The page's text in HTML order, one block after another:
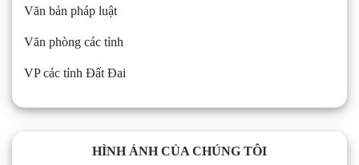
Văn bản pháp luật
Văn phòng các tỉnh
VP các tỉnh Đất Đai
HÌNH ẢNH CỦA CHÚNG TÔI